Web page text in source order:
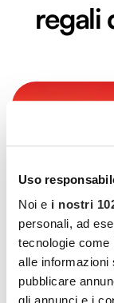
Uso
Noi e i nostri
personali, ad
tecnologie
alle informazioni
pubblicare
regali